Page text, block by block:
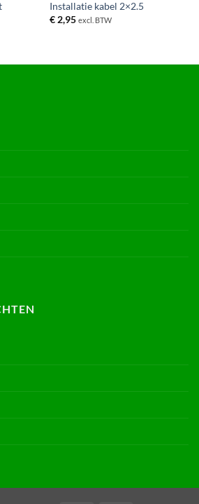
Installatie kabel 2×2.5
€2,95 excl. BTW